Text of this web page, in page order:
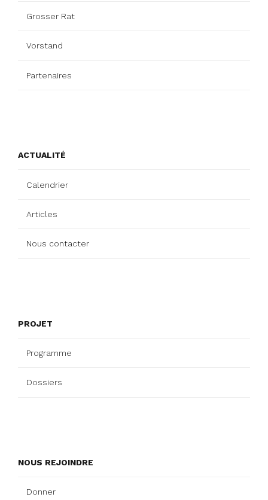
Grosser Rat
Vorstand
Partenaires
ACTUALITÉ
Calendrier
Articles
Nous contacter
PROJET
Programme
Dossiers
NOUS REJOINDRE
Donner